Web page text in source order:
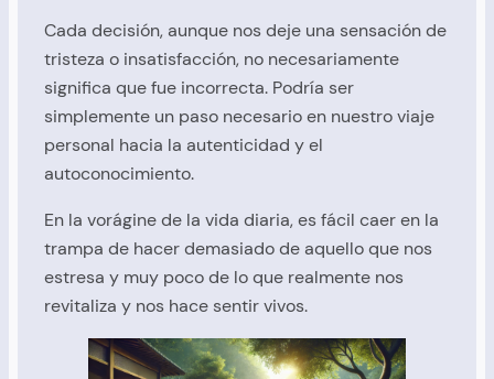
Cada decisión, aunque nos deje una sensación de
tristeza o insatisfacción, no necesariamente
significa que fue incorrecta. Podría ser
simplemente un paso necesario en nuestro viaje
personal hacia la autenticidad y el
autoconocimiento.
En la vorágine de la vida diaria, es fácil caer en la
trampa de hacer demasiado de aquello que nos
estresa y muy poco de lo que realmente nos
revitaliza y nos hace sentir vivos.